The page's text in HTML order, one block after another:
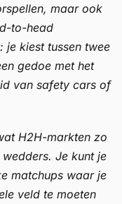
maar ook
to-head
je kiest tussen twee
gedoe met het
van safety cars of
H2H-markten zo
Je kunt je
matchups waar je
veld te moeten